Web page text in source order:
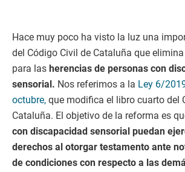
Hace muy poco ha visto la luz una
del Código Civil de Cataluña que
para las herencias de personas con
sensorial. Nos referimos a la Ley 6/
octubre, que modifica el libro cuarto del
Cataluña. El objetivo de la reforma es
con discapacidad sensorial puedan
derechos al otorgar testamento ante
de condiciones con respecto a las